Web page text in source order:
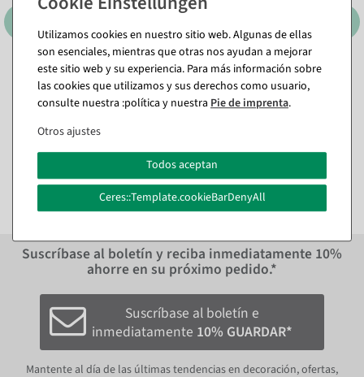
Colgante de plantas
artificiales Helecho hembra,
119 cm
15,41 €
Colgante de plantas
artificiales Senecio, 90 cm
Disponible de inmediato
15,41 €
Suscríbase al boletín y reciba inmediatamente 10%
ahorre en su próximo pedido.*
Suscríbase al boletín e
inmediatamente 10% GUARDAR*
Mantente al día de las últimas tendencias en decoración, ofertas,
Utilizamos cookies en nuestro sitio web. Algunas de ellas
son esenciales, mientras que otras nos ayudan a mejorar
este sitio web y su experiencia. Para más información sobre
las cookies que utilizamos y sus derechos como usuario,
consulte nuestra :política y nuestra Pie de imprenta.
Otros ajustes
Todos aceptan
Ceres::Template.cookieBarDenyAll